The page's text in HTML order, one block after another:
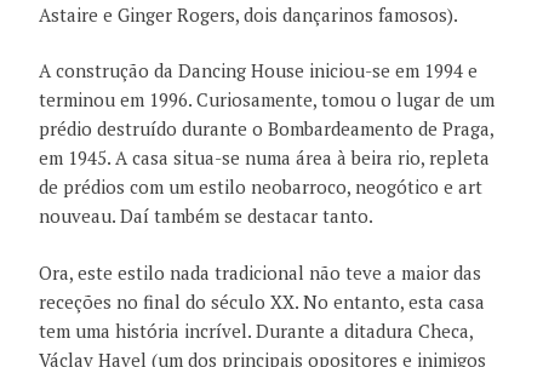
Astaire e Ginger Rogers, dois dançarinos famosos).
A construção da Dancing House iniciou-se em 1994 e
terminou em 1996. Curiosamente, tomou o lugar de um
prédio destruído durante o Bombardeamento de Praga,
em 1945. A casa situa-se numa área à beira rio, repleta
de prédios com um estilo neobarroco, neogótico e art
nouveau. Daí também se destacar tanto.
Ora, este estilo nada tradicional não teve a maior das
receções no final do século XX. No entanto, esta casa
tem uma história incrível. Durante a ditadura Checa,
Václav Havel (um dos principais opositores e inimigos